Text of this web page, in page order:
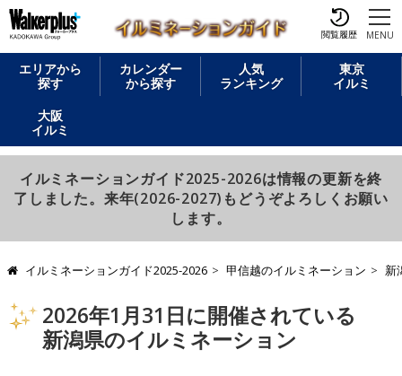
閲覧履歴 MENU
エリアから
探す
カレンダー
から探す
人気
ランキング
東京
イルミ
大阪
イルミ
イルミネーションガイド2025-2026は情報の更新を終
了しました。来年(2026-2027)もどうぞよろしくお願い
します。
イルミネーションガイド2025-2026 甲信越のイルミネーション 新
2026年1月31日に開催されている
新潟県のイルミネーション